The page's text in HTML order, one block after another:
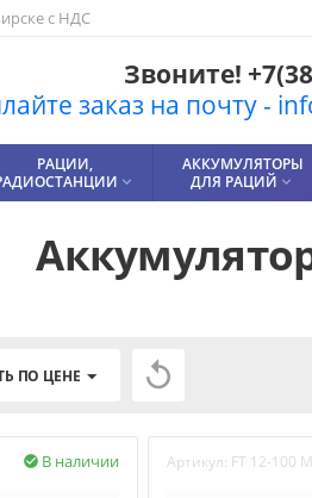
с НДС
Звоните!
заказ на почту -
РАЦИИ,

АККУМУЛЯТОРЫ
ДЛЯ РАЦИЙ 
ПО ЦЕНЕ 
В наличии
 Артикул: FT 12-100 M